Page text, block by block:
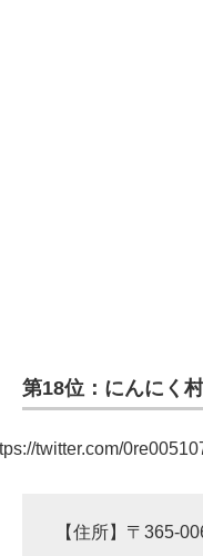
第18位：にんにく
twitter.com/
【住所】〒365-